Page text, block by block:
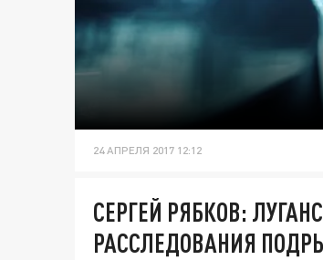
24 АПРЕЛЯ 2017 12:12
СЕРГЕЙ РЯБКОВ:
РАССЛЕДОВАНИЯ